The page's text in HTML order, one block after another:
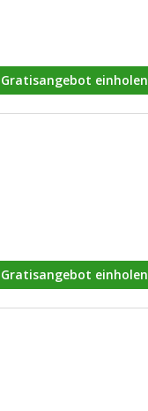
Gratisangebot einholen
Gratisangebot einholen